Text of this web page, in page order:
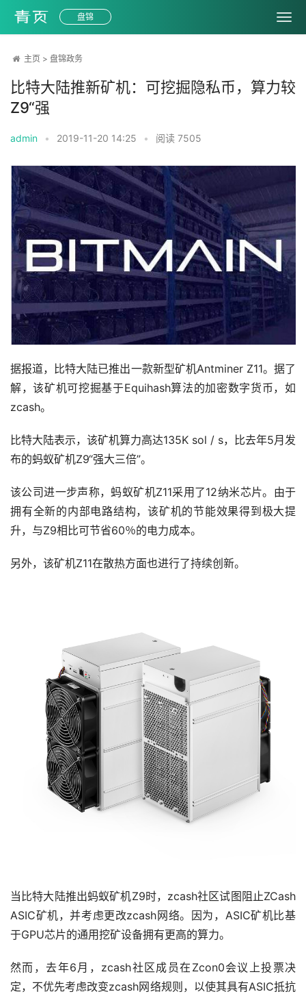
盘锦
主页 > 盘锦政务
比特大陆推新矿机：可挖掘隐私币，算力较
Z9“强
admin • 2019-11-20 14:25 • 阅读 7505
据报道，比特大陆已推出一款新型矿机Antminer Z11。据了
解，该矿机可挖掘基于Equihash算法的加密数字货币，如
zcash。
比特大陆表示，该矿机算力高达135K sol / s，比去年5月发
布的蚂蚁矿机Z9“强大三倍”。
该公司进一步声称，蚂蚁矿机Z11采用了12纳米芯片。由于
拥有全新的内部电路结构，该矿机的节能效果得到极大提
升，与Z9相比可节省60％的电力成本。
另外，该矿机Z11在散热方面也进行了持续创新。
当比特大陆推出蚂蚁矿机Z9时，zcash社区试图阻止ZCash
ASIC矿机，并考虑更改zcash网络。因为，ASIC矿机比基
于GPU芯片的通用挖矿设备拥有更高的算力。
然而，去年6月，zcash社区成员在Zcon0会议上投票决
定，不优先考虑改变zcash网络规则，以使其具有ASIC抵抗